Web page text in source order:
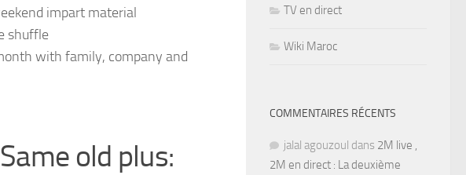
impart material
shuffle
with family, company and
old plus:
TV en direct
Wiki Maroc
COMMENTAIRES RÉCENTS
jalal agouzoul dans 2M live ,
2M en direct : La deuxième